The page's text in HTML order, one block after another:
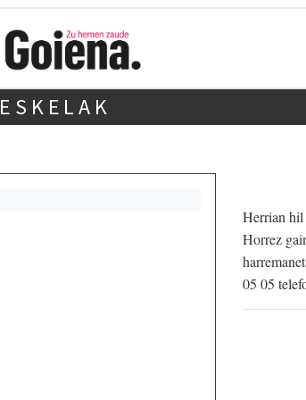
ESKELAK
Herrian hil
Horrez
05 05